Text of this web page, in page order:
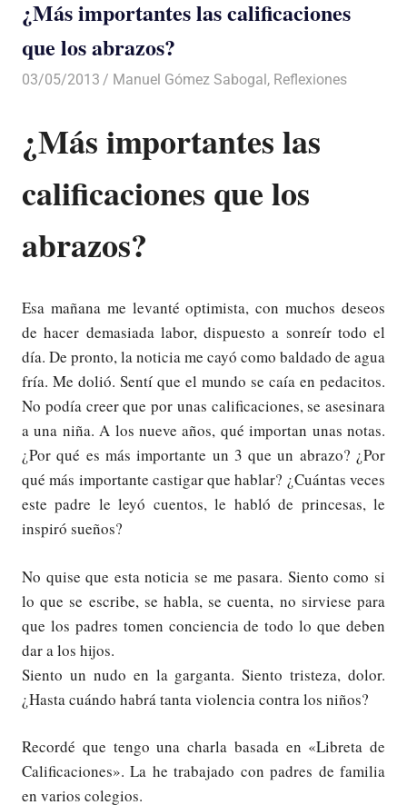
¿Más importantes las calificaciones
que los abrazos?
03/05/2013 Luis Castellanos
Manuel Gómez Sabogal, Reflexiones
¿Más importantes las
calificaciones que los
abrazos?
Esa mañana me levanté optimista, con muchos deseos
de hacer demasiada labor, dispuesto a sonreír todo el
día. De pronto, la noticia me cayó como baldado de agua
fría. Me dolió. Sentí que el mundo se caía en pedacitos.
No podía creer que por unas calificaciones, se asesinara
a una niña. A los nueve años, qué importan unas notas.
¿Por qué es más importante un 3 que un abrazo? ¿Por
qué más importante castigar que hablar? ¿Cuántas veces
este padre le leyó cuentos, le habló de princesas, le
inspiró sueños?
No quise que esta noticia se me pasara. Siento como si
lo que se escribe, se habla, se cuenta, no sirviese para
que los padres tomen conciencia de todo lo que deben
dar a los hijos.
Siento un nudo en la garganta. Siento tristeza, dolor.
¿Hasta cuándo habrá tanta violencia contra los niños?
Recordé que tengo una charla basada en «Libreta de
Calificaciones». La he trabajado con padres de familia
en varios colegios.